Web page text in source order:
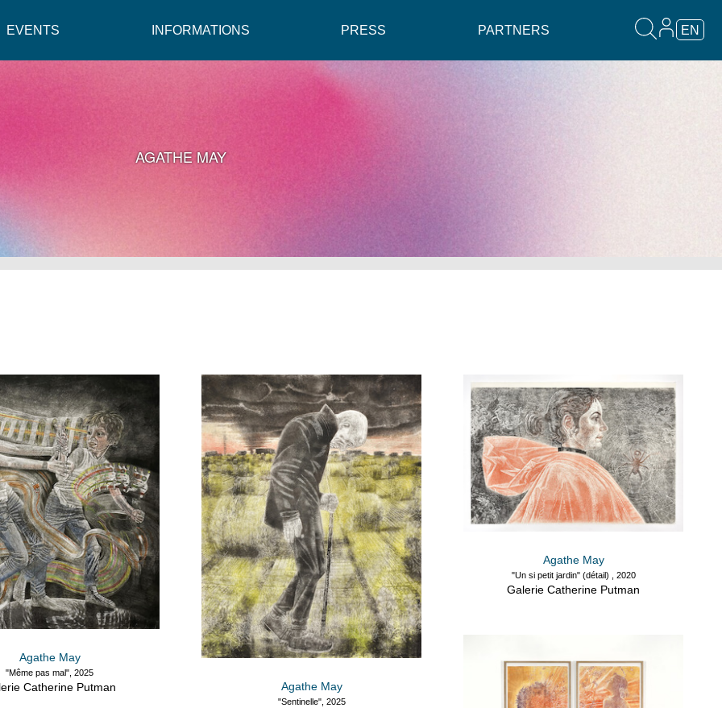
EVENTS INFORMATIONS PRESS PARTNERS EN
AGATHE MAY
Agathe May
"Même pas mal", 2025
Catherine Putman Agathe May
"Sentinelle", 2025
Agathe May
"Un si petit jardin" (détail) , 2020
Galerie Catherine Putman